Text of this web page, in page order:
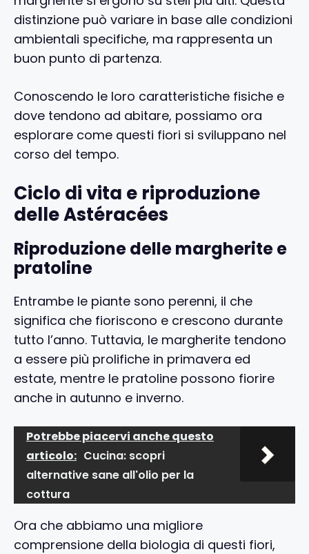
distinzione può variare in base alle condizioni
ambientali specifiche, ma rappresenta un
buon punto di partenza.
Conoscendo le loro caratteristiche fisiche e
dove tendono ad abitare, possiamo ora
esplorare come questi fiori si sviluppano nel
corso del tempo.
Ciclo di vita e riproduzione
delle Astéracées
Riproduzione delle margherite e
pratoline
Entrambe le piante sono perenni, il che
significa che fioriscono e crescono durante
tutto l’anno. Tuttavia, le margherite tendono
a essere più prolifiche in primavera ed
estate, mentre le pratoline possono fiorire
anche in autunno e inverno.
Potrebbe piacervi anche questo
articolo: Cucina: scopri
alternative sane all'olio per la
cottura
Ora che abbiamo una migliore
comprensione della biologia di questi fiori,